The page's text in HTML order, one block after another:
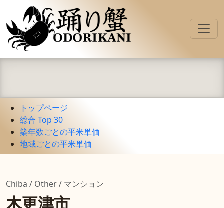
トップページ
総合 Top 30
築年数ごとの平米単価
地域ごとの平米単価
Chiba / Other / マンション
木更津市